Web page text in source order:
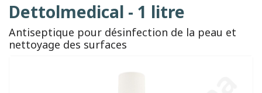
Dettolmedical - 1 litre
Antiseptique pour désinfection de la peau et
nettoyage des surfaces